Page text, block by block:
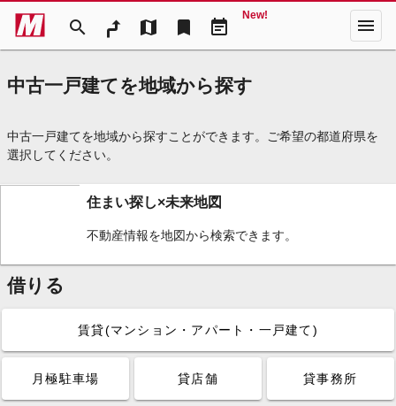
search map bookmark event_note
New! menu
中古一戸建てを地域から探す
中古一戸建てを地域から探すことができます。ご希望の都道府県を
選択してください。
住まい探し×未来地図
不動産情報を地図から検索できます。
借りる
賃貸(マンション・アパート・一戸建て)
月極駐車場 貸店舗 貸事務所